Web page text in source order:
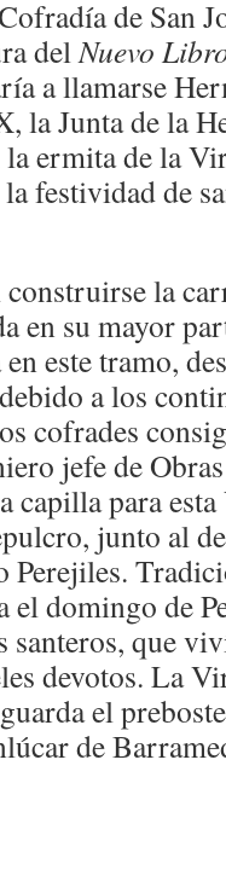
de San
delNuevo
a llamarse
la Junta de la
la ermita de la
festividad de
la
en su mayor
este tramo,
a los
cofrades
jefe de
capilla para
junto al
Perejiles.
el domingo de
santeros, que
devotos. La
el
de